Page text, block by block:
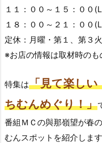
１１：００～１５：００
１８：００～２１：００
定休：月曜・第１、第３
※お店の情報は取材時のも
特集は「見て楽しい
ちむんめぐり！」
番組ＭＣの與那嶺望が春
むんスポットを紹介します